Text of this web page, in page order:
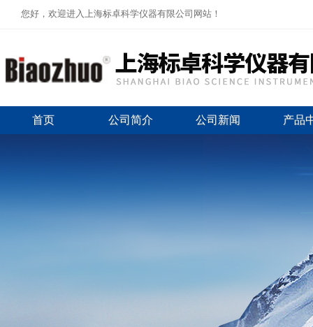
您好，欢迎进入上海标卓科学仪器有限公司网站！
首页 公司简介 公司新闻 产品